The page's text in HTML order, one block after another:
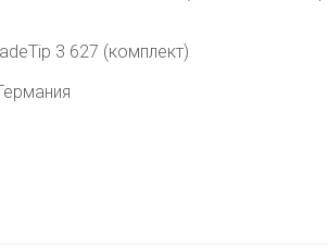
3 627 (комплект)